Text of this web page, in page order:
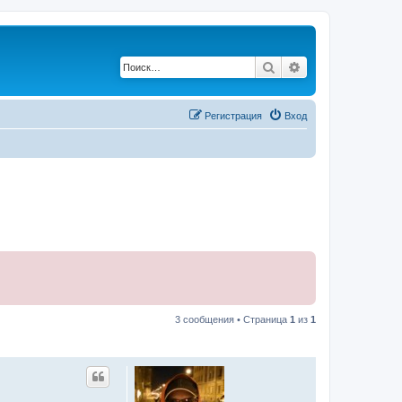
Поиск
Вход
Регистрация
3 сообщения • Страница 1 из 1